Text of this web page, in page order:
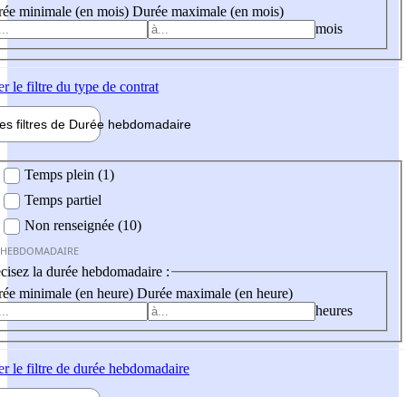
minimale (en mois) Durée maximale (en mois)
mois
le filtre du type de contrat
filtres de Durée hebdomadaire
Temps plein (1)
Temps partiel
Non renseignée (10)
la durée hebdomadaire :
minimale (en heure) Durée maximale (en heure)
heures
le filtre de durée hebdomadaire